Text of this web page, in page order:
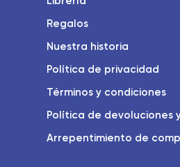
Regalos
Nuestra historia
Política de privacidad
Términos y condiciones
Política de devoluciones
Arrepentimiento de